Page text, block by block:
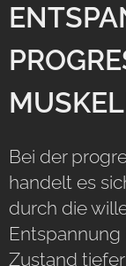
Bei der
handelt es
durch die
Zustand